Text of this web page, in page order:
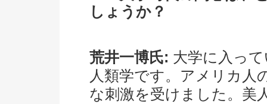
しょうか？
荒井一博氏: 大学に入っ
人類学です。アメリカ人
な刺激を受けました。美